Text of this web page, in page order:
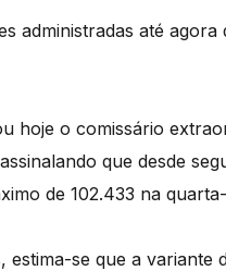
administradas até agora
hoje o comissário
que desde
de 102.433 na
se que a variante